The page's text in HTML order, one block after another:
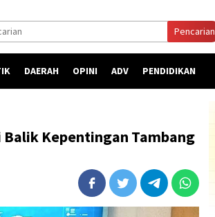
Pencarian
DAERAH OPINI ADV PENDIDIKAN
Balik Kepentingan Tambang